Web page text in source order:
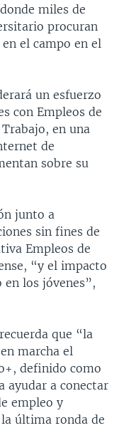
miles de
procuran
el campo en el
un esfuerzo
con Empleos de
en una
de
sobre su
junto a
sin fines de
Empleos de
“y el impacto
los jóvenes”,
que “la
marcha el
definido como
ayudar a conectar
empleo y
última ronda de